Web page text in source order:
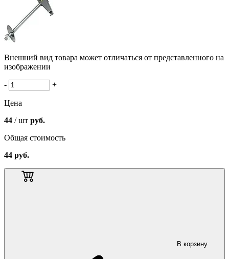
Внешний вид товара может отличаться от представленного на
изображении
- +
Цена
44 / шт руб.
Общая стоимость
44 руб.
В корзину